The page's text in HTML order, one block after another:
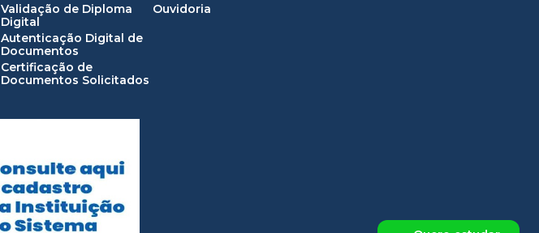
Validação de Diploma
Digital
Autenticação Digital de
Documentos
Certificação de
Documentos Solicitados
Ouvidoria